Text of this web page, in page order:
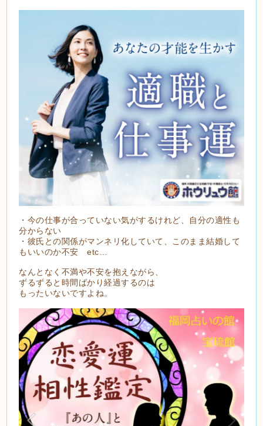
・今の仕事が合っていない気がするけれど、自分の適性も
分からない
・彼氏との関係がマンネリ化していて、このまま結婚して
もいいのか不安 etc…
なんとなく不満や不安を抱えながら、
ずるずると時間ばかり経過するのは
もったいないですよね。